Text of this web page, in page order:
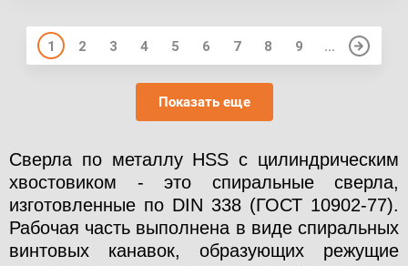
Показать еще
1 2 3 4 5 6 7 8 9 ...
Сверла по металлу HSS с цилиндрическим
хвостовиком - это спиральные сверла,
изготовленные по DIN 338 (ГОСТ 10902-77).
Рабочая часть выполнена в виде спиральных
винтовых канавок, образующих режущие